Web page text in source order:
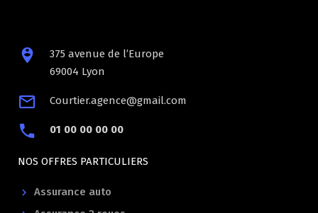
375 avenue de l’Europe
69004 Lyon
Courtier.agence@gmail.com
01 00 00 00 00
NOS OFFRES PARTICULIERS
Assurance auto